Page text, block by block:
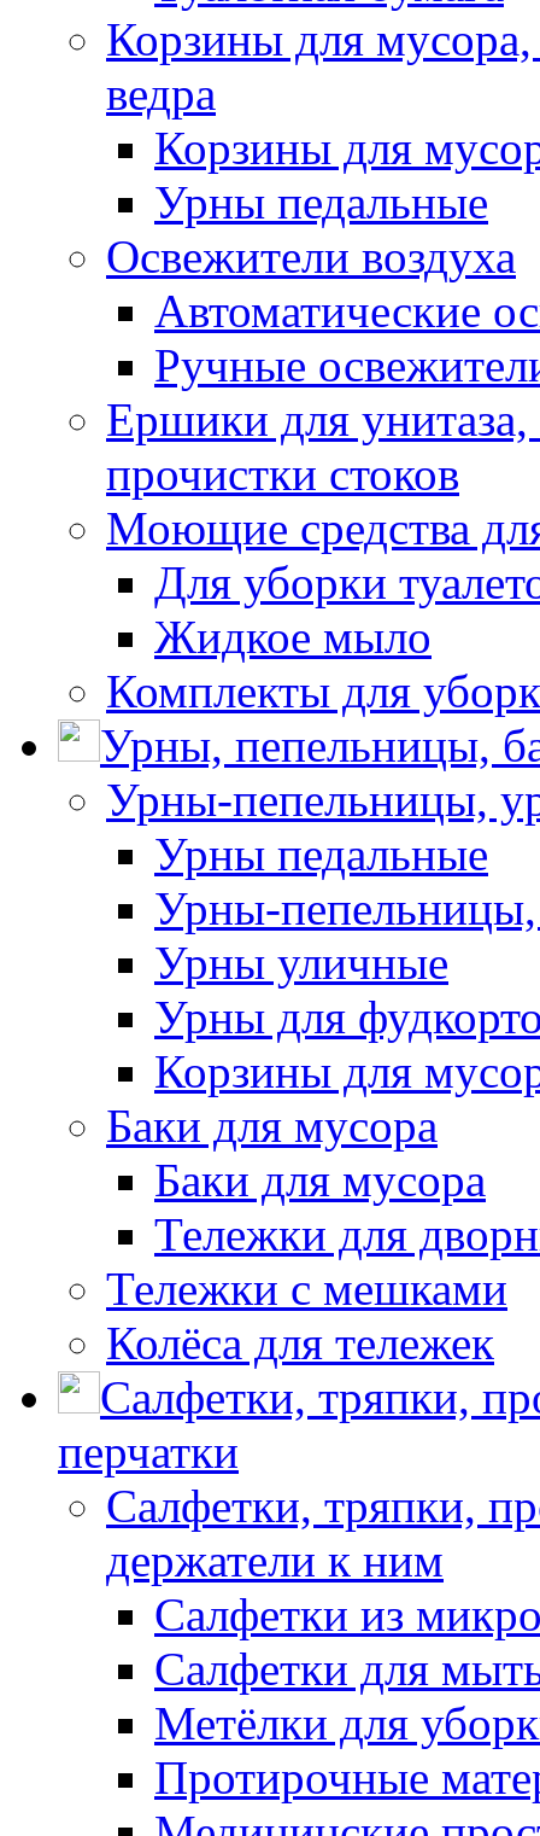
Корзины для
ведра
Корзины для
Урны педальные
Освежители воздуха
Автоматические
Ручные
Ершики для
прочистки стоков
Моющие средства
Для уборки
Жидкое мыло
Комплекты для
Урны, пепельницы,
Урны-пепельницы,
Урны педальные
Урны-
Урны уличные
Урны для
Корзины для
Баки для мусора
Баки для мусора
Тележки для
Тележки с мешками
Колёса для тележек
Салфетки, тряпки,
перчатки
Салфетки, тряпки,
держатели к ним
Салфетки из
Салфетки для
Метёлки для
Протирочные